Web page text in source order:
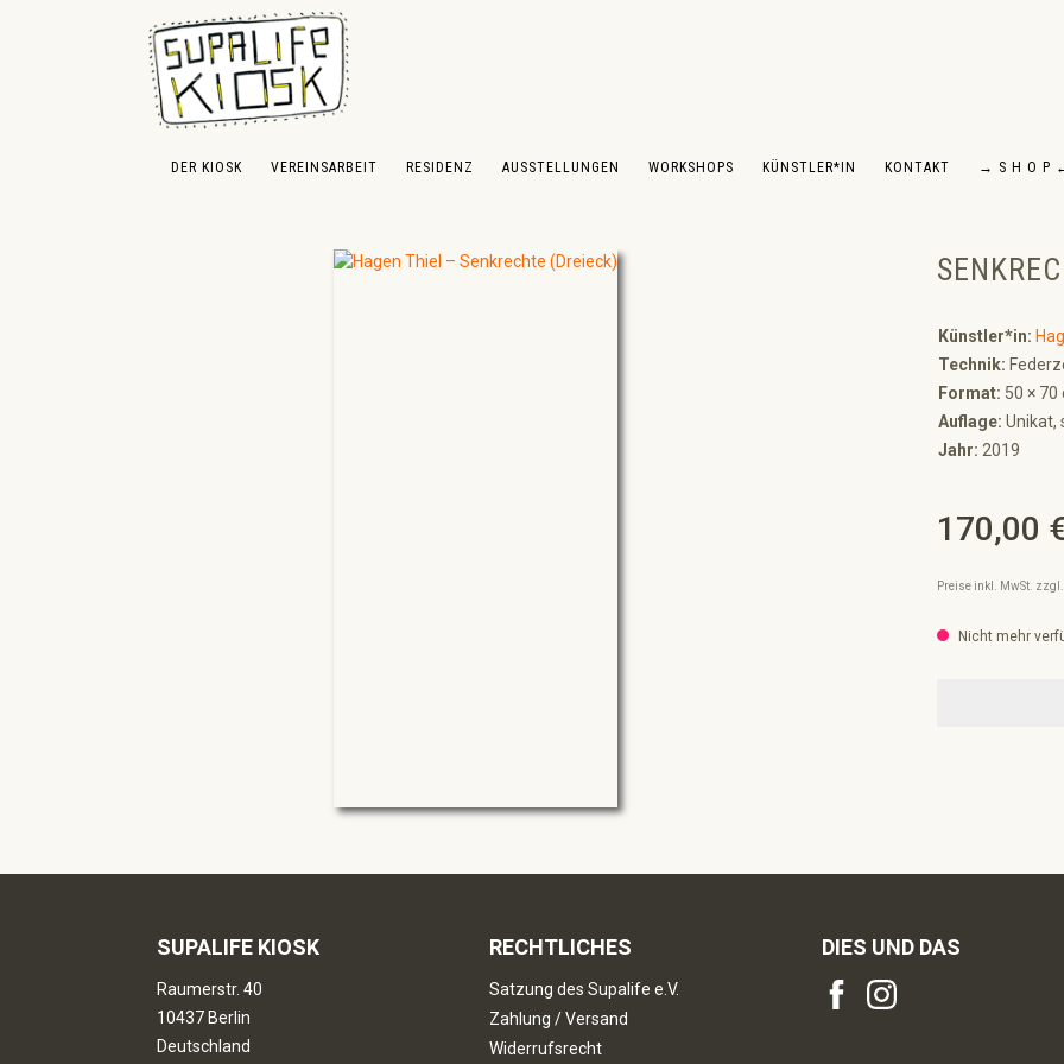
Hauptinhalt springen
Zur Suche springen
Zur Hauptnavigation springen
DER KIOSK VEREINSARBEIT RESIDENZ AUSSTELLUNGEN WORKSHOPS KÜNSTLER*IN KONTAKT → S H O P
Künstler*in:
Technik:
Format: 50 × 70
Auflage: Unikat,
Jahr: 2019
Regulärer Preis:
170,00
Preise inkl. MwSt.
Nicht mehr
SUPALIFE KIOSK
Raumerstr. 40
10437 Berlin
Deutschland
RECHTLICHES
Satzung des Supalife e.V.
Zahlung / Versand
Widerrufsrecht
DIES UND DAS